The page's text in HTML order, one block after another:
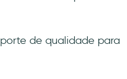
de qualidade para